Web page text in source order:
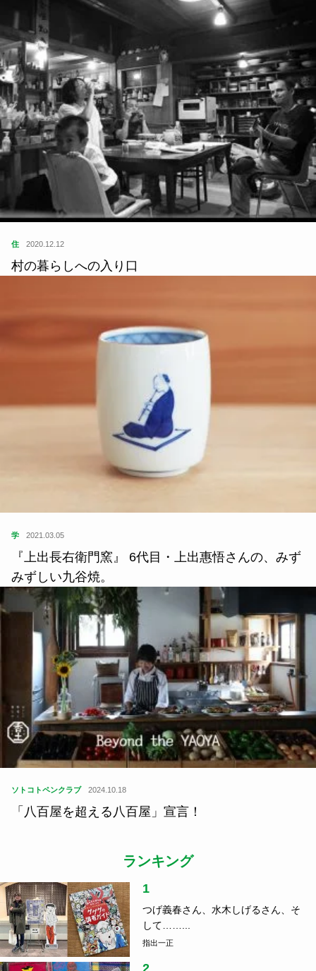
住 2020.12.12
村の暮らしへの入り口
学 2021.03.05
『上出長右衛門窯』 6代目・上出惠悟さんの、みず
みずしい九谷焼。
ソトコトペンクラブ 2024.10.18
「八百屋を超える八百屋」宣言！
ランキング
1
つげ義春さん、水木しげるさん、そ
して……...
指出一正
2